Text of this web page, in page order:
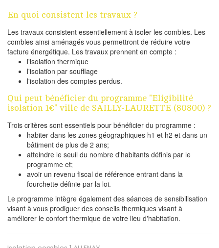
En quoi consistent les travaux ?
Les travaux consistent essentiellement à isoler les combles. Les
combles ainsi aménagés vous permettront de réduire votre
facture énergétique. Les travaux prennent en compte :
l'isolation thermique
l'isolation par soufflage
l'isolation des comptes perdus.
Qui peut bénéficier du programme "Eligibilité
isolation 1€" ville de SAILLY-LAURETTE (80800) ?
Trois critères sont essentiels pour bénéficier du programme :
habiter dans les zones géographiques h1 et h2 et dans un
bâtiment de plus de 2 ans;
atteindre le seuil du nombre d'habitants définis par le
programme et;
avoir un revenu fiscal de référence entrant dans la
fourchette définie par la loi.
Le programme intègre également des séances de sensibilisation
visant à vous prodiguer des conseils thermiques visant à
améliorer le confort thermique de votre lieu d'habitation.